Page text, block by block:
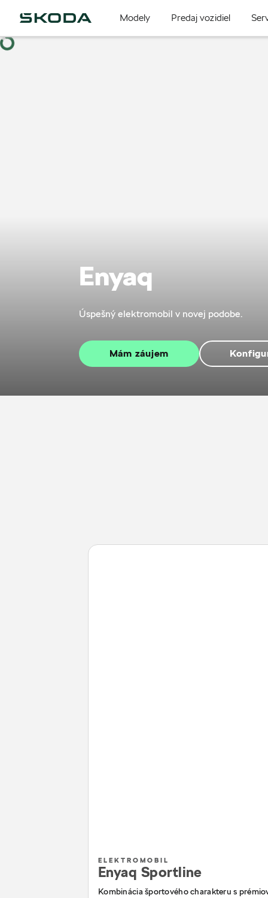
Modely Predaj vozidiel
Enyaq
Úspešný elektromobil v novej podobe.
Mám záujem
ELEKTROMOBIL
Enyaq Sportline
Kombinácia športového charakteru s